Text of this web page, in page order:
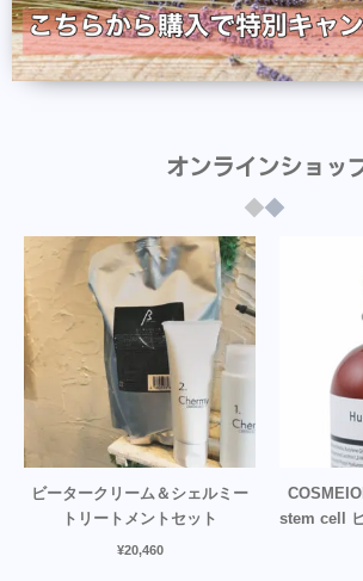
オンラインショッ
ビータークリーム＆シェルミー
トリートメントセット
¥20,460
stem cell